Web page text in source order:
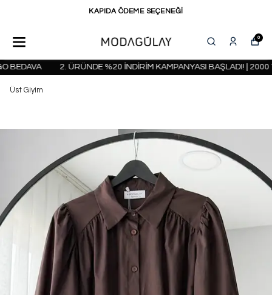
KAPIDA ÖDEME SEÇENEĞİ
0
2. ÜRÜNDE %20 İNDİRİM KAMPANYASI BAŞLADI! | 2000
Üst Giyim